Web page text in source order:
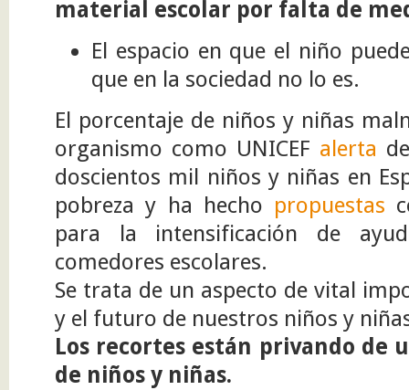
material escolar por falta de
El espacio en que el niño
que en la sociedad no lo es.
El porcentaje de niños y niñas
organismo como UNICEF alerta
doscientos mil niños y niñas en
pobreza y ha hecho propuestas
para la intensificación de
comedores escolares.
Se trata de un aspecto de vital
y el futuro de nuestros niños y
Los recortes están privando de
de niños y niñas.